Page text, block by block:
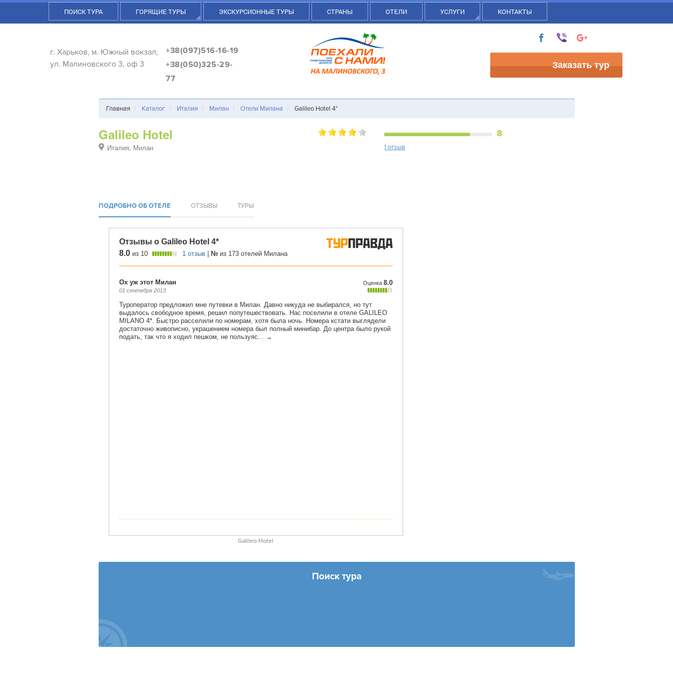
ПОИСК ТУРА ГОРЯЩИЕ ТУРЫ ЭКСКУРСИОННЫЕ ТУРЫ СТРАНЫ ОТЕЛИ УСЛУГИ КОНТАКТЫ
г. Харьков, м. Южный вокзал,
ул. Малиновского 3, оф 3
+38(097)516-16-19
+38(050)325-29-
77
Заказать тур
Главная Каталог Италия Милан Отели Милана Galileo Hotel 4*
Galileo Hotel
Италия, Милан
8
1 отзыв
ПОДРОБНО ОБ ОТЕЛЕ ОТЗЫВЫ ТУРЫ
Galileo Hotel
Поиск тура